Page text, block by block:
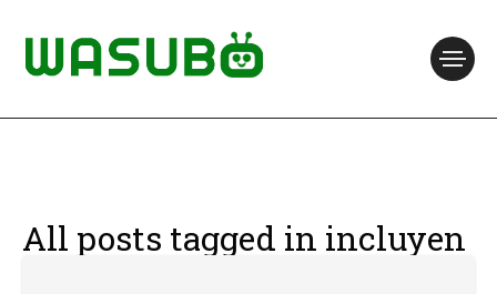
All posts tagged in incluyen